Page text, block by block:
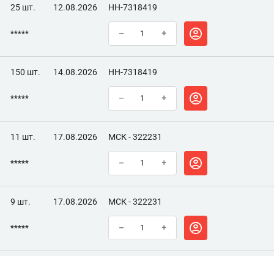
25 шт. 12.08.2026 НН-7318419
***** – +
150 шт. 14.08.2026 НН-7318419
***** – +
11 шт. 17.08.2026 МСК - 322231
***** – +
9 шт. 17.08.2026 МСК - 322231
***** – +